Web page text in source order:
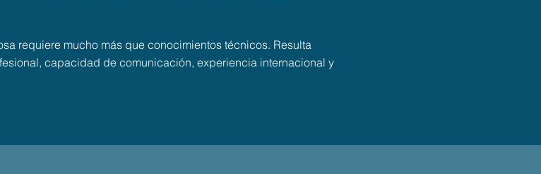
requiere mucho más que conocimientos técnicos. Resulta
capacidad de comunicación, experiencia internacional y